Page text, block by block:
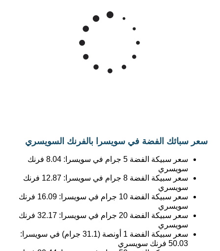
سعر سبائك الفضة في سويسرا بالفرنك السويسري
سعر سبيكة الفضة 5 جرام في سويسرا: 8.04 فرنك
سويسري
سعر سبيكة الفضة 8 جرام في سويسرا:
12.87 فرنك
سويسري
سعر سبيكة الفضة 10 جرام في سويسرا:
16.09 فرنك
سويسري
سعر سبيكة الفضة 20 جرام في سويسرا:
32.17 فرنك
سويسري
سعر سبيكة الفضة 1 أونصة (31.1 جرام) في سويسرا:
50.03 فرنك سويسري